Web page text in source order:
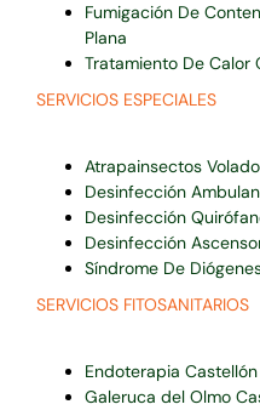
Fumigación De
Plana
Tratamiento De Calor
SERVICIOS ESPECIALES
Atrapainsectos
Desinfección
Desinfección
Desinfección
Síndrome De
SERVICIOS FITOSANITARIOS
Endoterapia
Galeruca del Olmo